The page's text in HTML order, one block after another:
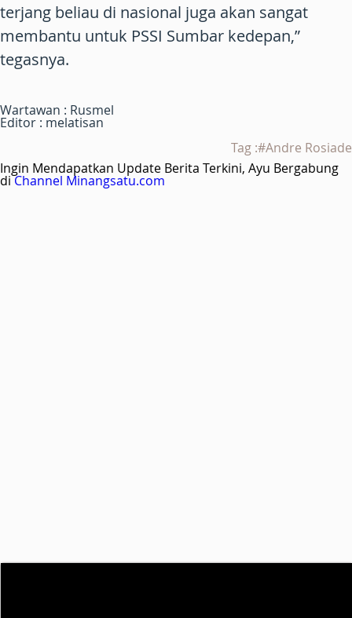
terjang beliau di nasional juga akan sangat
membantu untuk PSSI Sumbar kedepan,”
tegasnya.
Wartawan : Rusmel
Editor : melatisan
Tag :#Andre Rosiade
Ingin Mendapatkan Update Berita Terkini, Ayu Bergabung
diChannel Minangsatu.com